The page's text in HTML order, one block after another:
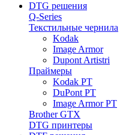
DTG решения
Q-Series
Текстильные чернила
Kodak
Image Armor
Dupont Artistri
Праймеры
Kodak PT
DuPont PT
Image Armor PT
Brother GTX
DTG принтеры